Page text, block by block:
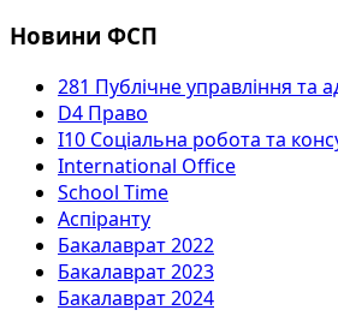
Новини ФСП
281 Публічне управління та
D4 Право
I10 Соціальна робота та
International Office
School Time
Аспіранту
Бакалаврат 2022
Бакалаврат 2023
Бакалаврат 2024